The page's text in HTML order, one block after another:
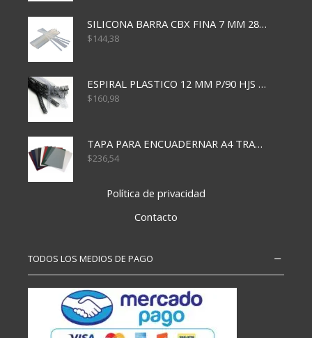
SILICONA BARRA CBX FINA 7 MM 28 CM
$144,38
ESPIRAL PLASTICO 12 MM P/90 HJS X50X1500
$160,98
TAPA PARA ENCUADERNAR A4 TRANSP x50x500
$236,54
Política de privacidad
Contacto
TODOS LOS MEDIOS DE PAGO